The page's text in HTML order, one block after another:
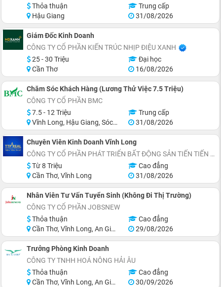
Thỏa thuận
Trung cấp
Hậu Giang
31/08/2026
Giám Đốc Kinh Doanh
CÔNG TY CỔ PHẦN KIẾN TRÚC NHỊP ĐIỆU XANH
25 - 30 Triệu
Đại học
Cần Thơ
16/08/2026
Chăm Sóc Khách Hàng (Lương Thử Việc 7.5 Triệu)
CÔNG TY CỔ PHẦN BMC
7.5 - 12 Triệu
Trung cấp
Vĩnh Long, Hậu Giang, Sóc Trăng, Miền Nam
31/08/2026
Chuyên Viên Kinh Doanh Vĩnh Long
CÔNG TY CỔ PHẦN PHÁT TRIỂN BẤT ĐỘNG SẢN TIẾN TIẾN PHÁT
Từ 8 Triệu
Cao đẳng
Cần Thơ, Vĩnh Long
31/08/2026
Nhân Viên Tư Vấn Tuyển Sinh (Không Đi Thị Trường)
CÔNG TY CỔ PHẦN JOBSNEW
Thỏa thuận
Cao đẳng
Cần Thơ, Vĩnh Long, An Giang, Hậu Giang, Sóc Trăng
29/08/2026
Trưởng Phòng Kinh Doanh
CÔNG TY TNHH HOÁ NÔNG HẢI ÂU
Thỏa thuận
Cao đẳng
Cần Thơ, Vĩnh Long, An Giang, Kiên Giang, Đồng Tháp, Tiền Giang
30/09/2026